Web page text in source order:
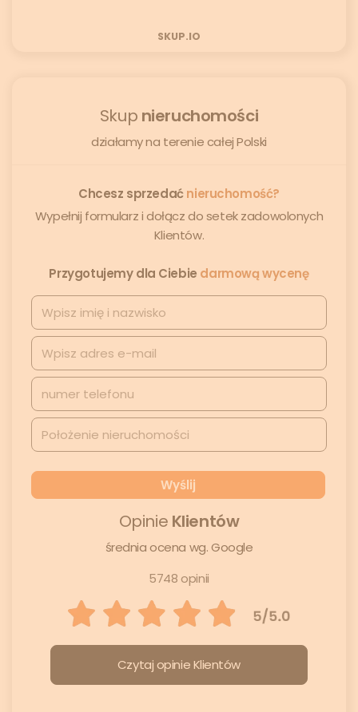
SKUP.IO
Skup nieruchomości
działamy na terenie całej Polski
Chcesz sprzedaćnieruchomość?
Wypełnij formularz i dołącz do setek zadowolonych
Klientów.
Przygotujemy dla Ciebie darmową wycenę
Opinie Klientów
średnia ocena wg. Google
5748 opinii
Czytaj opinie Klientów